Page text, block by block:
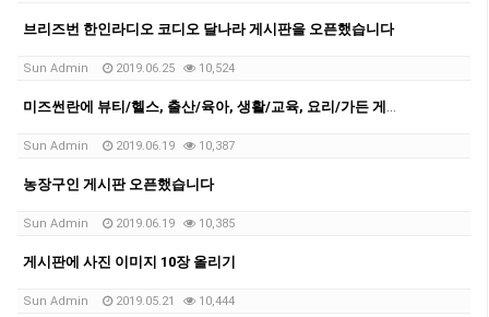
브리즈번 한인라디오 코디오 달나라 게시판을 오픈했습니다
Sun Admin 2019.06.25 10,524
미즈썬란에 뷰티/헬스, 출산/육아, 생활/교육, 요리/가든 게시판 오픈했습니다
Sun Admin 2019.06.19 10,387
농장구인 게시판 오픈했습니다
Sun Admin 2019.06.19 10,385
게시판에 사진 이미지 10장 올리기
Sun Admin 2019.05.21 10,444